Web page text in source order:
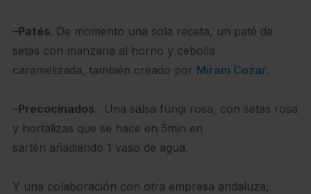
–Patés. De momento una sola receta, un paté de
setas con manzana al horno y cebolla
caramelizada, también creado por Miram Cozar.
–Precocinados. Una salsa fungi rosa, con setas rosa
y hortalizas que se hace en 5min en
sartén añadiendo 1 vaso de agua.
Y una colaboración con otra empresa andaluza,